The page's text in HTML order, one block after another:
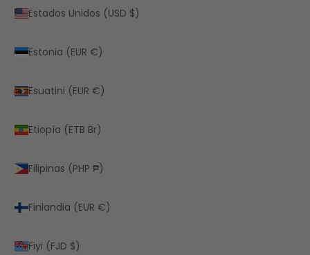
Estados Unidos (USD $)
Estonia (EUR €)
Esuatini (EUR €)
Etiopía (ETB Br)
Filipinas (PHP ₱)
Finlandia (EUR €)
Fiyi (FJD $)